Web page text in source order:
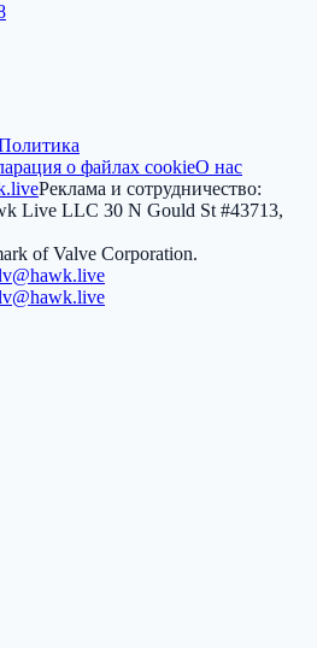
о файлах cookieО нас
Реклама и сотрудничество:
Live LLC 30 N Gould St #43713,
of Valve Corporation.